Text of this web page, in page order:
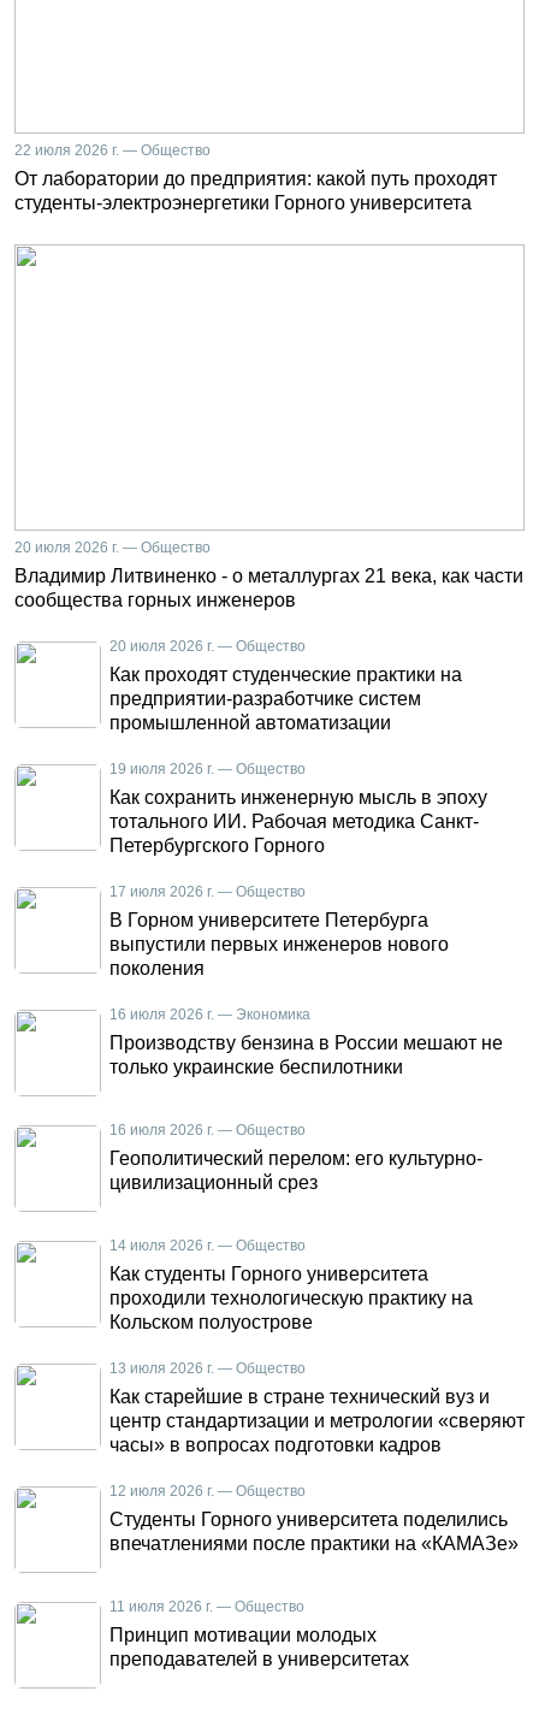
22 июля 2026 г. — Общество
От лаборатории до предприятия: какой путь проходят
студенты-электроэнергетики Горного университета
20 июля 2026 г. — Общество
Владимир Литвиненко - о металлургах 21 века, как части
сообщества горных инженеров
20 июля 2026 г. — Общество
Как проходят студенческие практики на
предприятии-разработчике систем
промышленной автоматизации
19 июля 2026 г. — Общество
Как сохранить инженерную мысль в эпоху
тотального ИИ. Рабочая методика Санкт-
Петербургского Горного
17 июля 2026 г. — Общество
В Горном университете Петербурга
выпустили первых инженеров нового
поколения
16 июля 2026 г. — Экономика
Производству бензина в России мешают не
только украинские беспилотники
16 июля 2026 г. — Общество
Геополитический перелом: его культурно-
цивилизационный срез
14 июля 2026 г. — Общество
Как студенты Горного университета
проходили технологическую практику на
Кольском полуострове
13 июля 2026 г. — Общество
Как старейшие в стране технический вуз и
центр стандартизации и метрологии «сверяют
часы» в вопросах подготовки кадров
12 июля 2026 г. — Общество
Студенты Горного университета поделились
впечатлениями после практики на «КАМАЗе»
11 июля 2026 г. — Общество
Принцип мотивации молодых
преподавателей в университетах